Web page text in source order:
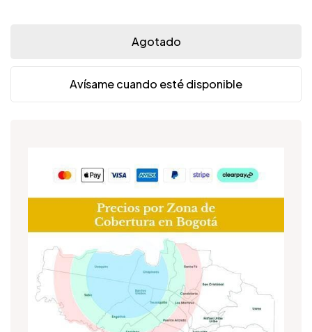
Agotado
Avísame cuando esté disponible